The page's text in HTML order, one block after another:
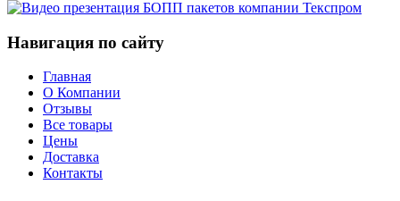
Навигация по сайту
Главная
О Компании
Отзывы
Все товары
Цены
Доставка
Контакты